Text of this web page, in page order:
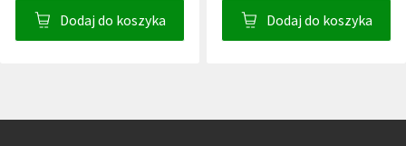
Dodaj do koszyka Dodaj do koszyka